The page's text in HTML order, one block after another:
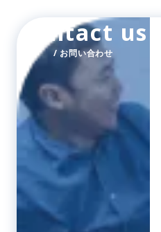
Contact us
/ お問い合わせ